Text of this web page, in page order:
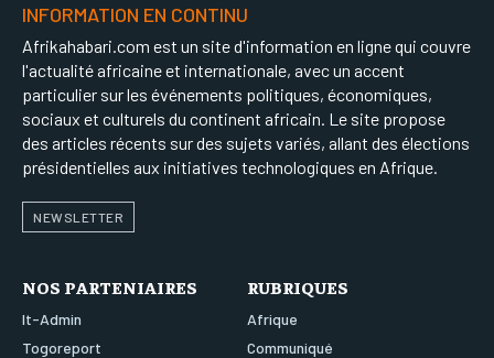
INFORMATION EN CONTINU
Afrikahabari.com est un site d'information en ligne qui couvre
l'actualité africaine et internationale, avec un accent
particulier sur les événements politiques, économiques,
sociaux et culturels du continent africain. Le site propose
des articles récents sur des sujets variés, allant des élections
présidentielles aux initiatives technologiques en Afrique.
NEWSLETTER
NOS PARTENIAIRES
It-Admin
Togoreport
RUBRIQUES
Afrique
Communiqué